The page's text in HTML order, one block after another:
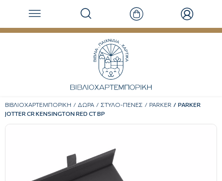
ΒΙΒΛΙΟΧΑΡΤΕΜΠΟΡΙΚΗ ΔΩΡΑ ΣΤΥΛΟ-ΠΕΝΕΣ PARKER
PARKER
JOTTER CR KENSINGTON RED CT BP